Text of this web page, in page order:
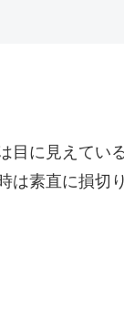
目に見えてい
は素直に損切